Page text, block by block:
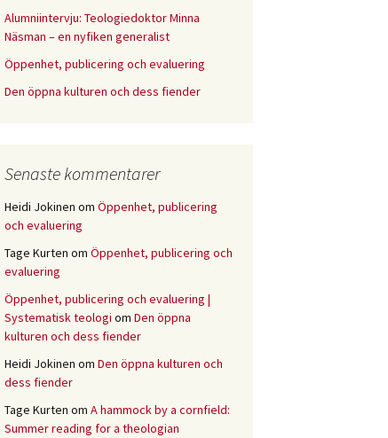
Alumniintervju: Teologiedoktor Minna
Näsman – en nyfiken generalist
Öppenhet, publicering och evaluering
Den öppna kulturen och dess fiender
Senaste kommentarer
Heidi Jokinen om Öppenhet, publicering
och evaluering
Tage Kurten om Öppenhet, publicering och
evaluering
Öppenhet, publicering och evaluering |
Systematisk teologi om Den öppna
kulturen och dess fiender
Heidi Jokinen om Den öppna kulturen och
dess fiender
Tage Kurten om A hammock by a cornfield:
Summer reading for a theologian